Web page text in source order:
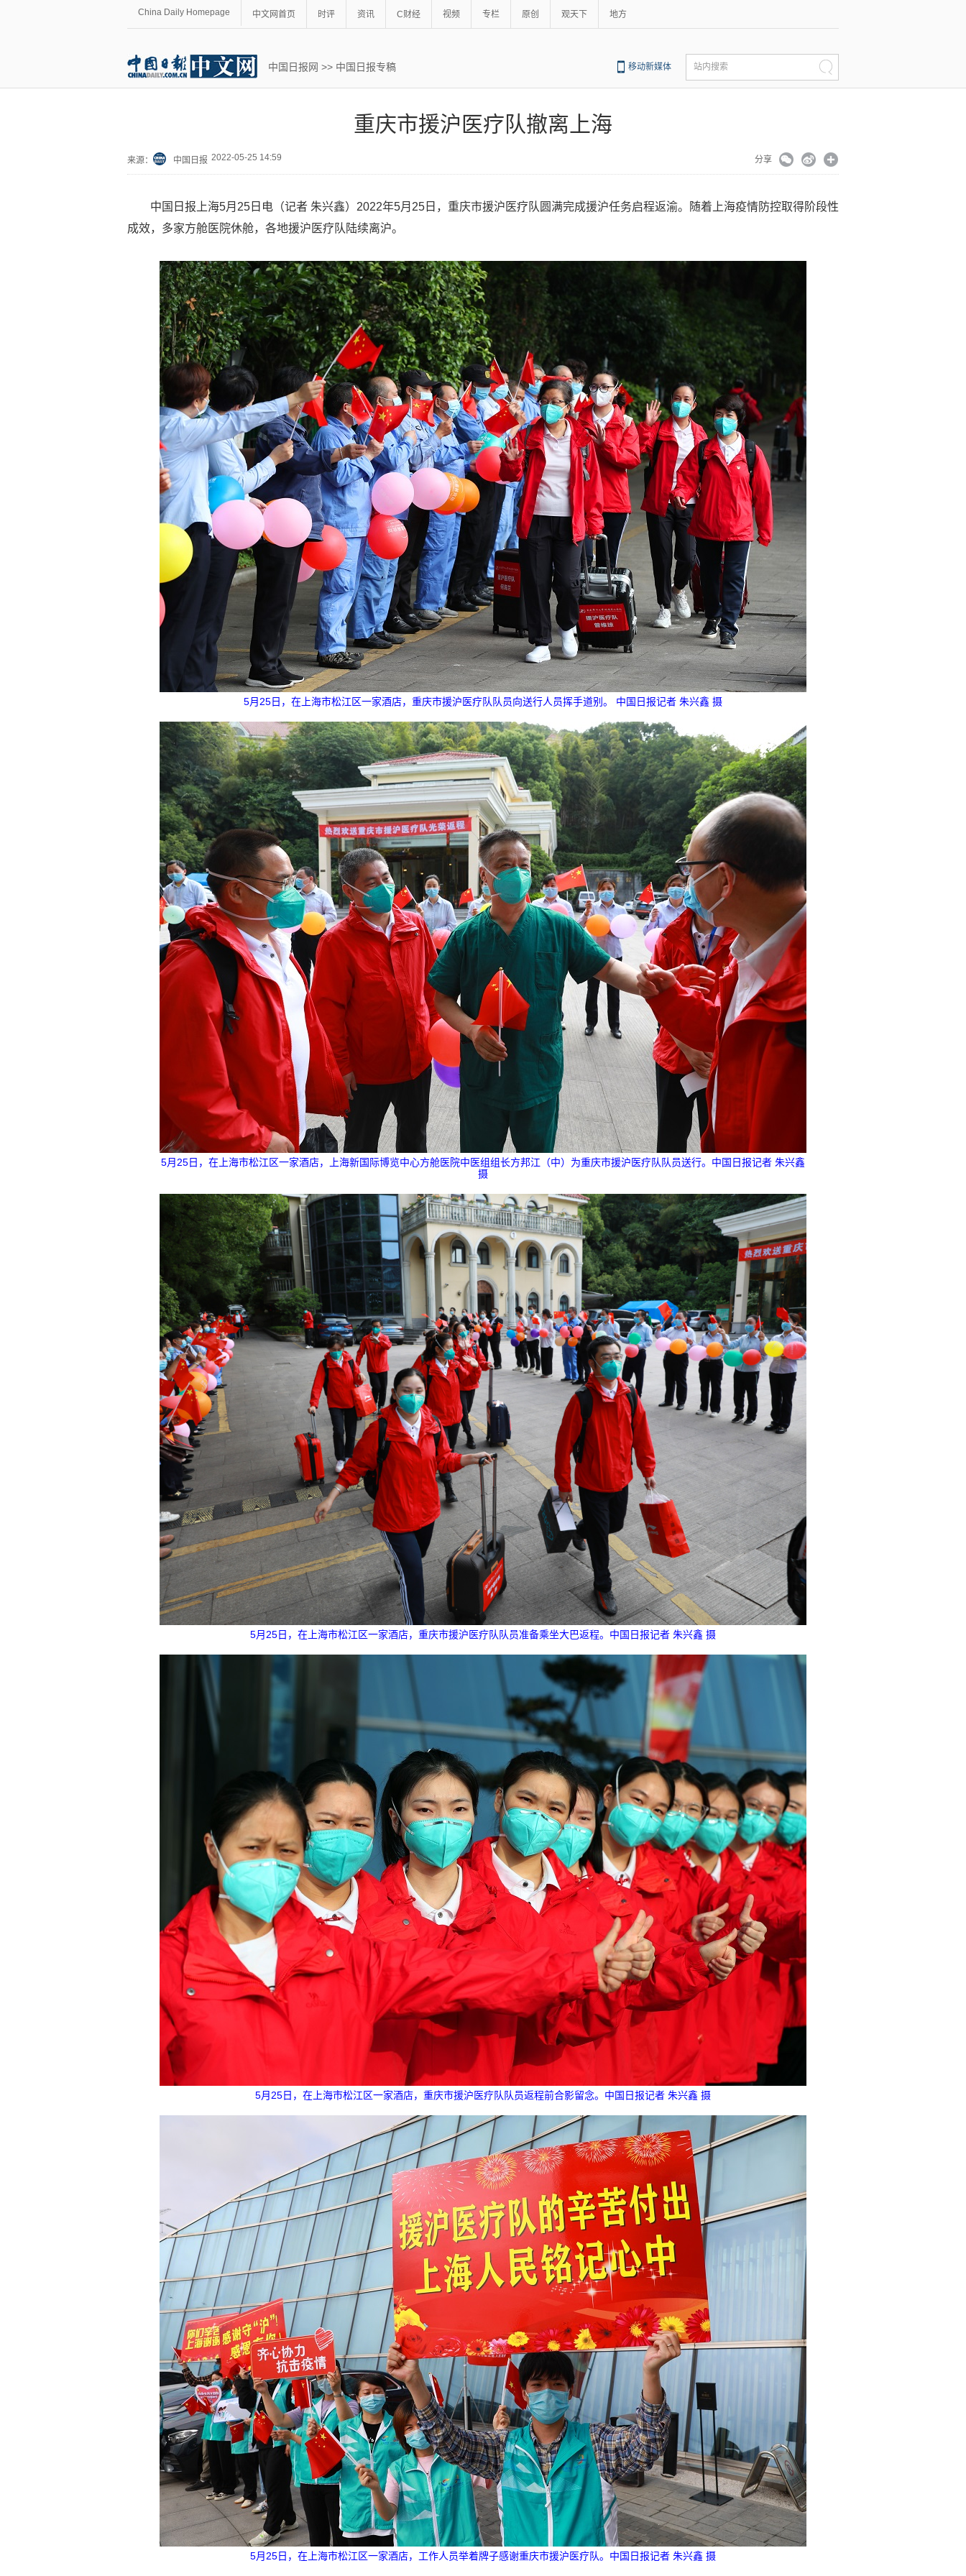
China Daily Homepage 中文网首页 时评 资讯 C财经 视频 专栏 原创 观天下 地方
中国日报网 >> 中国日报专稿 移动新媒体 站内搜索
重庆市援沪医疗队撤离上海
来源： 中国日报 2022-05-25 14:59 分享
中国日报上海5月25日电（记者 朱兴鑫）2022年5月25日，重庆市援沪医疗队圆满完成援沪任务启程返渝。随着上海疫情防控取得阶段性
成效，多家方舱医院休舱，各地援沪医疗队陆续离沪。
5月25日，在上海市松江区一家酒店，重庆市援沪医疗队队员向送行人员挥手道别。 中国日报记者 朱兴鑫 摄
5月25日，在上海市松江区一家酒店，上海新国际博览中心方舱医院中医组组长方邦江（中）为重庆市援沪医疗队队员送行。中国日报记者 朱兴鑫
摄
5月25日，在上海市松江区一家酒店，重庆市援沪医疗队队员准备乘坐大巴返程。中国日报记者 朱兴鑫 摄
5月25日，在上海市松江区一家酒店，重庆市援沪医疗队队员返程前合影留念。中国日报记者 朱兴鑫 摄
5月25日，在上海市松江区一家酒店，工作人员举着牌子感谢重庆市援沪医疗队。中国日报记者 朱兴鑫 摄